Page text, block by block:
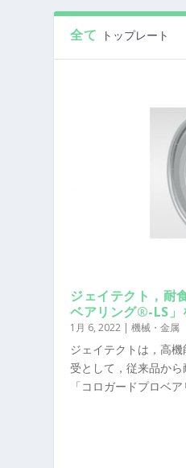
全て トップレート
ジェイテクト，耐
ベアリング®-LS」
1月 6, 2022 |機械・金属
ジェイテクトは，高
受として，従来品か
「コロガードプロベ